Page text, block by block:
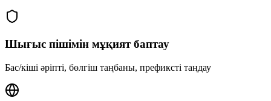
Шығыс пішімін мұқият баптау
Бас/кіші әріпті, бөлгіш таңбаны, префиксті таңдау